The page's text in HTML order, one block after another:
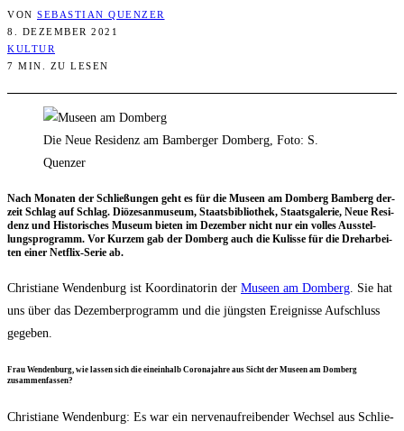
VON SEBASTIAN QUENZER
8. DEZEMBER 2021
KULTUR
7 MIN. ZU LESEN
Die Neue Residenz am Bamberger Domberg, Foto: S.
Quenzer
Nach Mona­ten der Schlie­ßun­gen geht es für die Muse­en am Dom­berg Bam­berg der­
zeit Schlag auf Schlag. Diö­ze­san­mu­se­um, Staats­bi­blio­thek, Staats­ga­le­rie, Neue Resi­
denz und His­to­ri­sches Muse­um bie­ten im Dezem­ber nicht nur ein vol­les Aus­stel­
lungs­pro­gramm. Vor Kur­zem gab der Dom­berg auch die Kulis­se für die Dreh­ar­bei­
ten einer Net­flix-Serie ab.
Chris­tia­ne Wen­den­burg ist Koor­di­na­to­rin der Muse­en am Dom­berg . Sie hat
uns über das Dezem­ber­pro­gramm und die jüngs­ten Ereig­nis­se Auf­schluss
gegeben.
Frau Wen­den­burg, wie las­sen sich die ein­ein­halb Coro­na­jah­re aus Sicht der Muse­en am Dom­berg
zusammenfassen?
Chris­tia­ne Wen­den­burg: Es war ein ner­ven­auf­rei­ben­der Wech­sel aus Schlie­